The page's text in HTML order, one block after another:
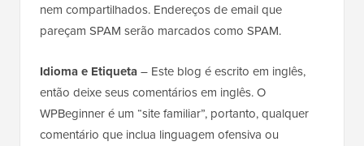
nem compartilhados. Endereços de email que
pareçam SPAM serão marcados como SPAM.
Idioma e Etiqueta– Este blog é escrito em inglês,
então deixe seus comentários em inglês. O
WPBeginner é um “site familiar”, portanto, qualquer
comentário que inclua linguagem ofensiva ou